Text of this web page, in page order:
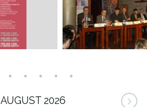
AUGUST 2026